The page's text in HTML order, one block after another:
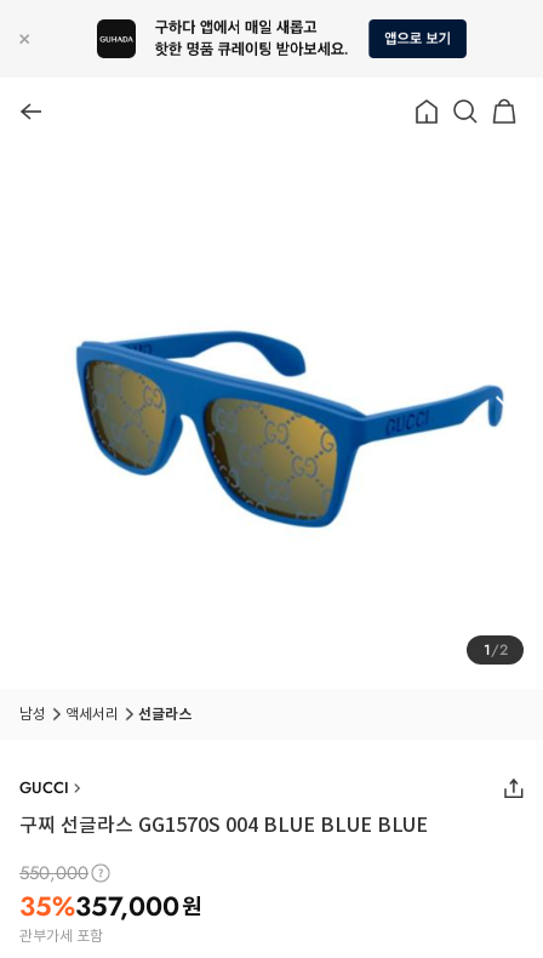
1/2
남성 액세서리 선글라스
GUCCI
구찌 선글라스 GG1570S 004 BLUE BLUE BLUE
550,000
35%357,000원
관부가세 포함